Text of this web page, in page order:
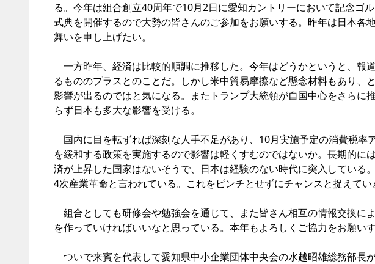
る。今年は組合創立40周年で10月2日に愛知カントリーにおいて記念ゴ
式典を開催するので大勢の皆さんのご参加をお願いする。昨年は日本各
舞いを申し上げたい。
一方昨年、経済は比較的順調に推移した。今年はどうかというと、報
るもののプラスとのことだ。しかし米中貿易摩擦など懸念材料もあり、
影響が出るのではと気になる。またトランプ大統領が自国中心をさらに
らず日本も多大な影響を受ける。
国内に目を転ずれば深刻な人手不足があり、10月実施予定の消費税率
を緩和する政策を実施するので影響は軽くすむのではないか。長期的に
済が上昇した国家はないそうで、日本は経験のない時代に突入している
4次産業革命と言われている。これをピンチとせずにチャンスと捉えてい
組合としても研修会や勉強会を通じて、また皆さん相互の情報交換に
を作っていければいいなと思っている。本年もよろしくご協力をお願いす
ついで来賓を代表して愛知県中小企業団体中央会の水越昭雄総務部長